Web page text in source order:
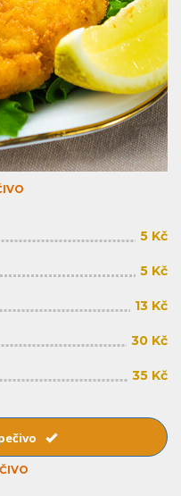
5 Kč
5 Kč
13 Kč
30 Kč
35 Kč